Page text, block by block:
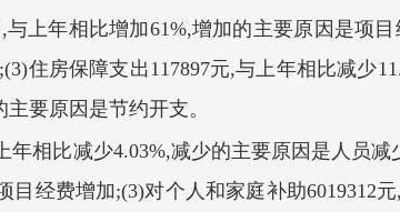
上年相比增加61%,增加的主要原因是项
住房保障支出117897元,与上年相比减少
要原因是节约开支。
相比减少4.03%,减少的主要原因是人员
经费增加;(3)对个人和家庭补助6019312